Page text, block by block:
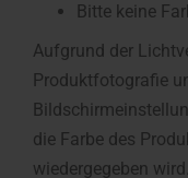
Bitte keine
Aufgrund der
Produktfotografie
die Farbe des
wiedergegeben wird.